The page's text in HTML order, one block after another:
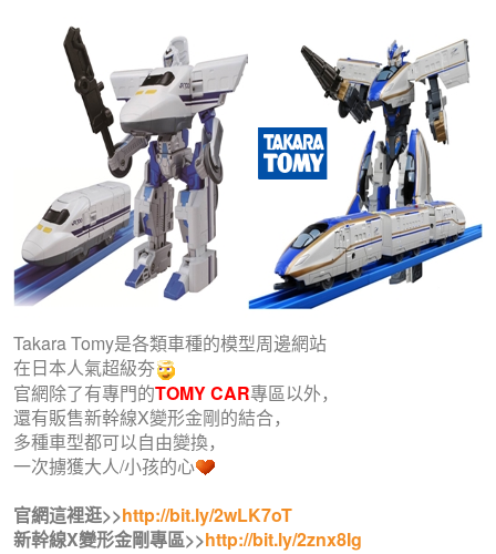
Takara Tomy是各類車種的模型周邊網站
在日本人氣超級夯
官網除了有專門的TOMY CAR專區以外，
還有販售新幹線X變形金剛的結合，
多種車型都可以自由變換，
一次擄獲大人/小孩的心
官網這裡逛>>http://bit.ly/2wLK7oT
新幹線X變形金剛專區>>http://bit.ly/2znx8Ig